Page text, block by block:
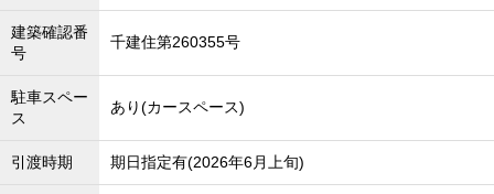
建築確認番
号
千建住第260355号
駐車スペー
ス
あり(カースペース)
引渡時期 期日指定有(2026年6月上旬)